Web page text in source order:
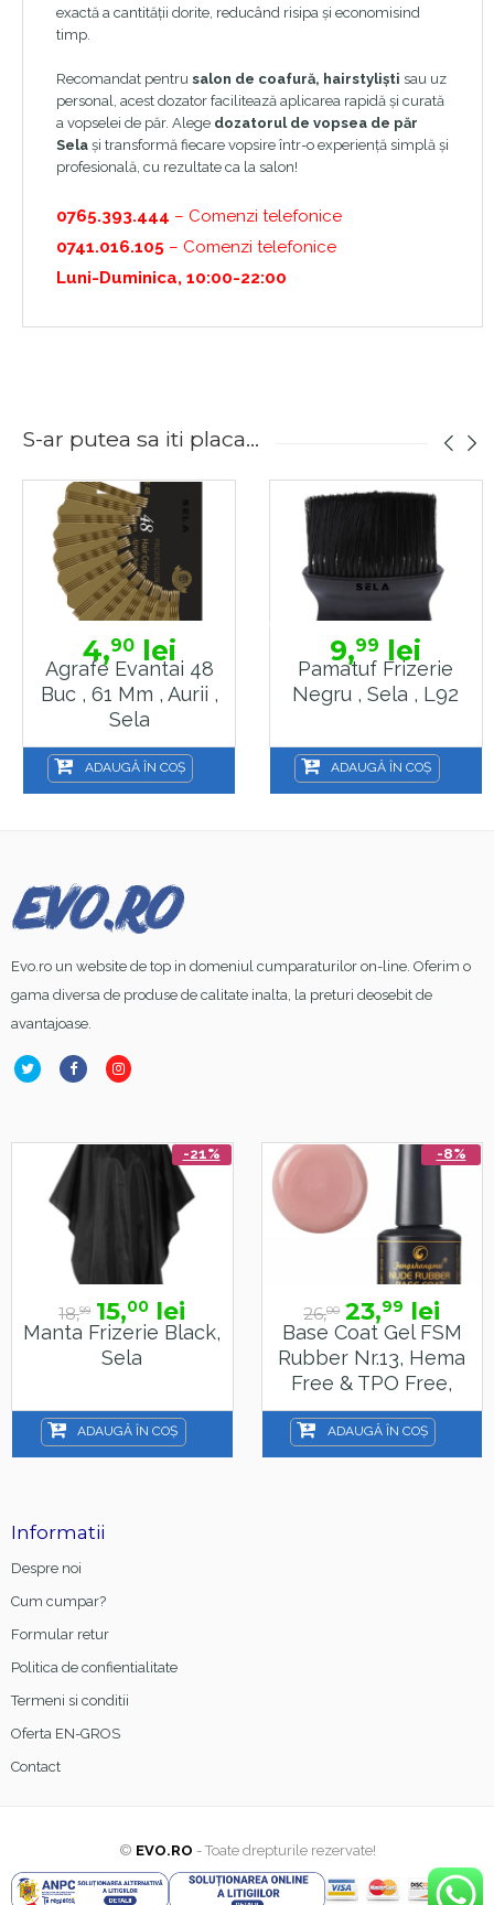
exactă a cantității dorite, reducând risipa și economisind
timp.
Recomandat pentru salon de coafură, hairstyliști sau uz
personal, acest dozator facilitează aplicarea rapidă și curată
a vopselei de păr. Alege dozatorul de vopsea de păr
Sela și transformă fiecare vopsire într-o experiență simplă și
profesională, cu rezultate ca la salon!
0765.393.444 – Comenzi telefonice
0741.016.105 – Comenzi telefonice
Luni-Duminica, 10:00-22:00
S-ar putea sa iti placa...
4,90lei
Agrafe Evantai 48
Buc , 61 Mm , Aurii ,
Sela
ADAUGĂ ÎN COȘ
9,99 lei
Pamatuf Frizerie
Negru , Sela , L92
ADAUGĂ ÎN COȘ
Evo.ro un website de top in domeniul cumparaturilor on-line. Oferim o
gama diversa de produse de calitate inalta, la preturi deosebit de
avantajoase.
-21%
18,99 15,00 lei
Manta Frizerie Black,
Sela
ADAUGĂ ÎN COȘ
-8%
26,00 23,99 lei
Base Coat Gel FSM
Rubber Nr.13, Hema
Free & TPO Free,
15ml
ADAUGĂ ÎN COȘ
Informatii
Despre noi
Cum cumpar?
Formular retur
Politica de confientialitate
Termeni si conditii
Oferta EN-GROS
Contact
© EVO.RO - Toate drepturile rezervate!